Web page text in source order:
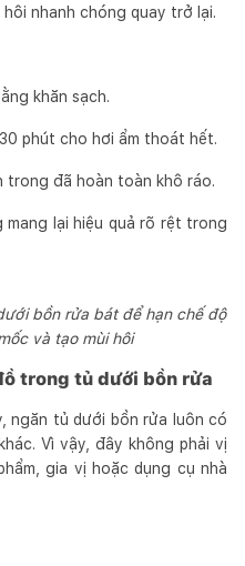
nhanh chóng quay trở lại.
khăn sạch.
phút cho hơi ẩm thoát hết.
trong đã hoàn toàn khô ráo.
lại hiệu quả rõ rệt trong
bồn rửa bát để hạn chế độ
và tạo mùi hôi
trong tủ dưới bồn rửa
ngăn tủ dưới bồn rửa luôn có
Vì vậy, đây không phải vị
gia vị hoặc dụng cụ nhà